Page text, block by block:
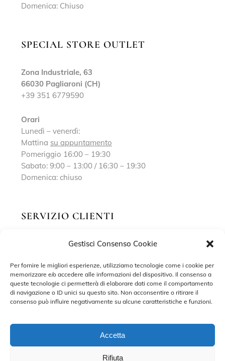
Gestisci Consenso Cookie
Per fornire le migliori esperienze, utilizziamo tecnologie come i cookie per
memorizzare e/o accedere alle informazioni del dispositivo. Il consenso a
queste tecnologie ci permetterà di elaborare dati come il comportamento
di navigazione o ID unici su questo sito. Non acconsentire o ritirare il
consenso può influire negativamente su alcune caratteristiche e funzioni.
Accetta
Rifiuta
Domenica: Chiuso
SPECIAL STORE OUTLET
Zona Industriale, 63
66030 Pagliaroni (CH)
+39 351 6779590
Orari
Lunedì – venerdì:
Mattina su appuntamento
Pomeriggio 16:00 – 19:30
Sabato: 9:00 – 13:00 / 16:30 – 19:30
Domenica: chiuso
SERVIZIO CLIENTI
Richiedi un appuntamento
Contatti
Privacy Policy
Cookie Policy